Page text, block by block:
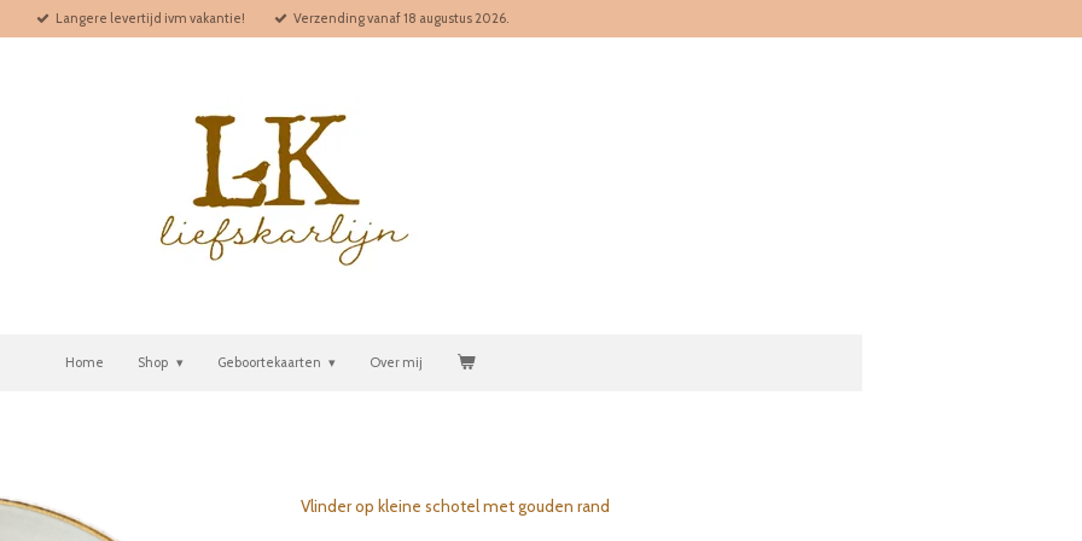
Langere levertijd ivm vakantie! Verzending vanaf 18 augustus 2026.
Home Shop Geboortekaarten Over mij
Vlinder op kleine schotel met gouden rand